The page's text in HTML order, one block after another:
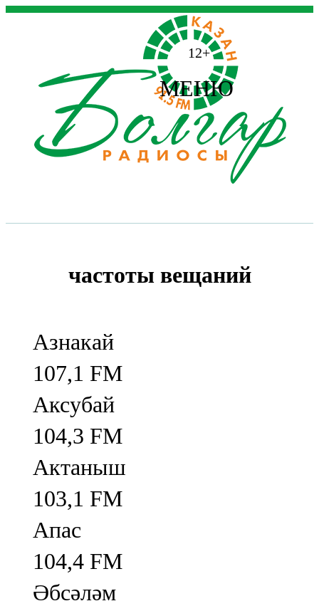
12+
МЕНЮ
частоты вещаний
Азнакай
107,1 FM
Аксубай
104,3 FM
Актаныш
103,1 FM
Апас
104,4 FM
Әбсәләм